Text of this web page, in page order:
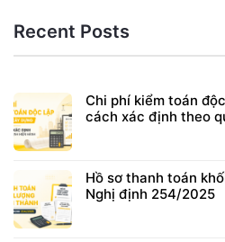
Recent Posts
Chi phí kiểm toán
cách xác định theo
Hồ sơ thanh toán
Nghị định 254/2025